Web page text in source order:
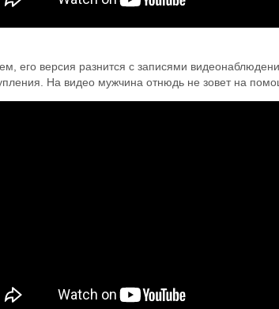
его версия разнится с записями
На видео мужчина отнюдь не зовет на